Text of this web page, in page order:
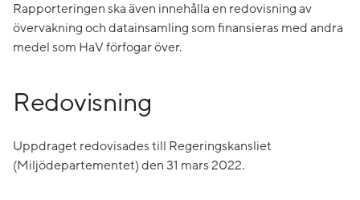
Rapporteringen ska även innehålla en redovisning av
övervakning och datainsamling som finansieras med andra
medel som HaV förfogar över.
Redovisning
Uppdraget redovisades till Regeringskansliet
(Miljödepartementet) den 31 mars 2022.